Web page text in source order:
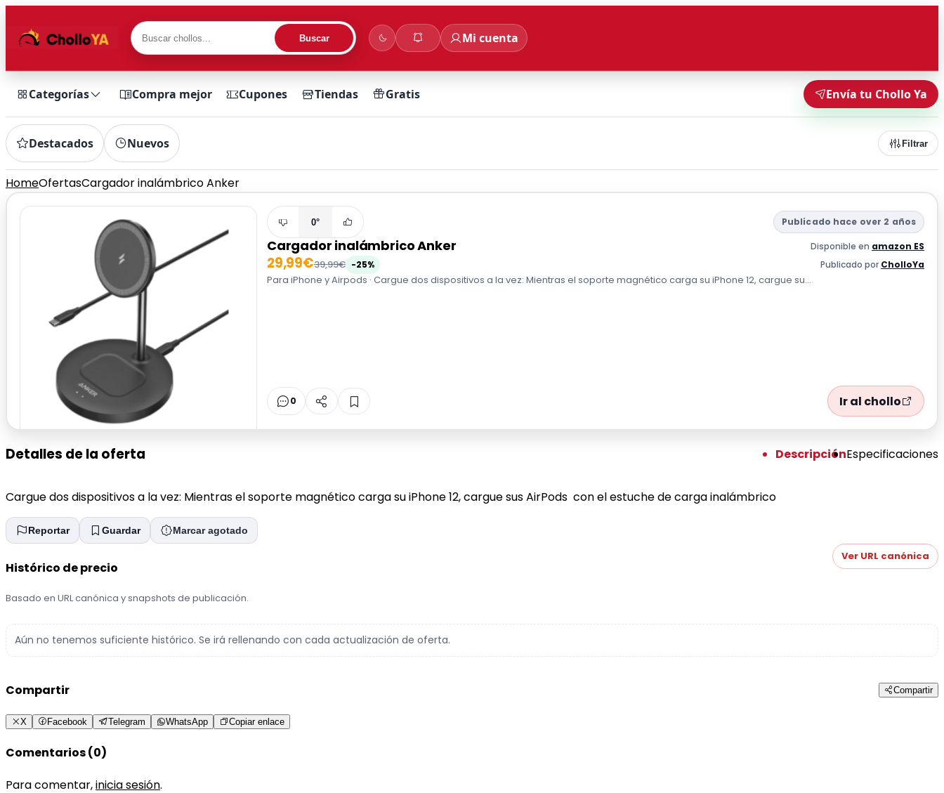
Buscar Mi cuenta
Categorías Compra mejor Cupones Tiendas Gratis Envía tu Chollo Ya
Destacados Nuevos Filtrar
HomeOfertasCargador inalámbrico Anker
0° Publicado hace over 2 años
Cargador inalámbrico Anker Disponible en amazon ES
29,99€39,99€ -25% Publicado por CholloYa
Para iPhone y Airpods · Cargue dos dispositivos a la vez: Mientras el soporte magnético carga su iPhone 12, cargue su...
0 Ir al chollo
Detalles de la oferta DescripciónEspecificaciones
Cargue dos dispositivos a la vez: Mientras el soporte magnético carga su iPhone 12, cargue sus AirPods con el estuche de carga inalámbrico
Reportar Guardar Marcar agotado
Histórico de precio
Basado en URL canónica y snapshots de publicación.
Ver URL canónica
Aún no tenemos suficiente histórico. Se irá rellenando con cada actualización de oferta.
Compartir Compartir
X Facebook Telegram WhatsApp Copiar enlace
Comentarios (0)
Para comentar,inicia sesión.